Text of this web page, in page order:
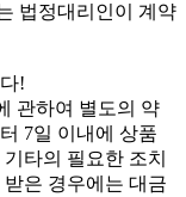
법정대리인이 계약
!
관하여 별도의 약
7일 이내에 상품
타의 필요한 조치
은 경우에는 대금